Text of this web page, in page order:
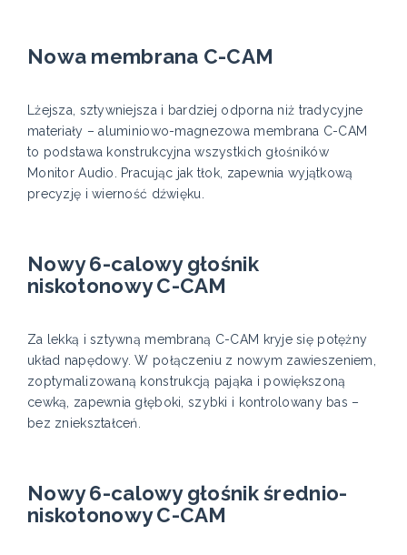
Nowa membrana C-CAM
Lżejsza, sztywniejsza i bardziej odporna niż tradycyjne
materiały – aluminiowo-magnezowa membrana C-CAM
to podstawa konstrukcyjna wszystkich głośników
Monitor Audio. Pracując jak tłok, zapewnia wyjątkową
precyzję i wierność dźwięku.
Nowy 6-calowy głośnik
niskotonowy C-CAM
Za lekką i sztywną membraną C-CAM kryje się potężny
układ napędowy. W połączeniu z nowym zawieszeniem,
zoptymalizowaną konstrukcją pająka i powiększoną
cewką, zapewnia głęboki, szybki i kontrolowany bas –
bez zniekształceń.
Nowy 6-calowy głośnik średnio-
niskotonowy C-CAM